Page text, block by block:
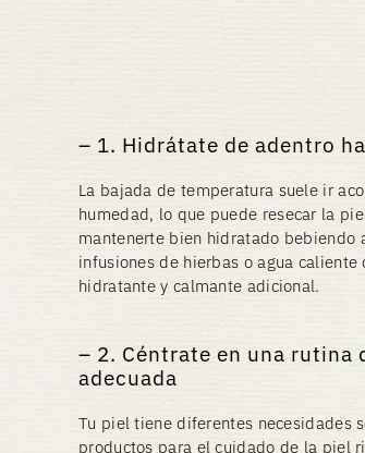
1. Hidrátate de adentro
La bajada de temperatura suele ir
humedad, lo que puede resecar la
mantenerte bien hidratado bebiendo
infusiones de hierbas o agua
hidratante y calmante adicional.
2. Céntrate en una rutina
adecuada
Tu piel tiene diferentes necesidades
productos para el cuidado de la piel